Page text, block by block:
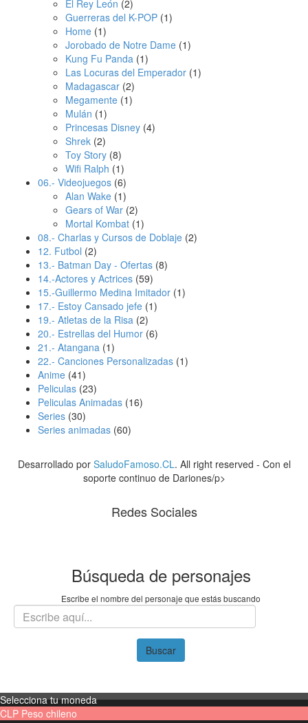
El Rey León (2)
Guerreras del K-POP (1)
Home (1)
Jorobado de Notre Dame (1)
Kung Fu Panda (1)
Las Locuras del Emperador (1)
Madagascar (2)
Megamente (1)
Mulán (1)
Princesas Disney (4)
Shrek (2)
Toy Story (8)
Wifi Ralph (1)
06.- Videojuegos (6)
Alan Wake (1)
Gears of War (2)
Mortal Kombat (1)
08.- Charlas y Cursos de Doblaje (2)
12. Futbol (2)
13.- Batman Day - Ofertas (8)
14.-Actores y Actrices (59)
15.-Guillermo Medina Imitador (1)
17.- Estoy Cansado jefe (1)
19.- Atletas de la Risa (2)
20.- Estrellas del Humor (6)
21.- Atangana (1)
22.- Canciones Personalizadas (1)
Anime (41)
Peliculas (23)
Peliculas Animadas (16)
Series (30)
Series animadas (60)
Desarrollado por SaludoFamoso.CL. All right reserved - Con el
soporte continuo de Dariones/p>
Redes Sociales
Búsqueda de personajes
Escribe el nombre del personaje que estás buscando
Buscar
Selecciona tu moneda
CLP Peso chileno